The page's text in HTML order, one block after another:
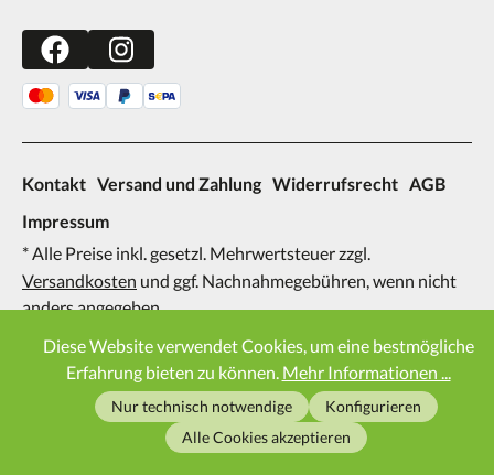
Kontakt Versand und Zahlung Widerrufsrecht AGB
Impressum
* Alle Preise inkl. gesetzl. Mehrwertsteuer zzgl.
Versandkosten und ggf. Nachnahmegebühren, wenn nicht
anders angegeben.
2026
Diese Website verwendet Cookies, um eine bestmögliche
Erfahrung bieten zu können. Mehr Informationen ...
Nur technisch notwendige
Konfigurieren
Alle Cookies akzeptieren